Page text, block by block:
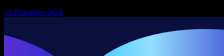
19 Disember 2024